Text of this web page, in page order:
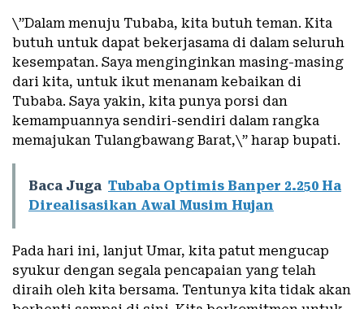
\”Dalam menuju Tubaba, kita butuh teman. Kita
butuh untuk dapat bekerjasama di dalam seluruh
kesempatan. Saya menginginkan masing-masing
dari kita, untuk ikut menanam kebaikan di
Tubaba. Saya yakin, kita punya porsi dan
kemampuannya sendiri-sendiri dalam rangka
memajukan Tulangbawang Barat,\” harap bupati.
Baca Juga Tubaba Optimis Banper 2.250 Ha
Direalisasikan Awal Musim Hujan
Pada hari ini, lanjut Umar, kita patut mengucap
syukur dengan segala pencapaian yang telah
diraih oleh kita bersama. Tentunya kita tidak akan